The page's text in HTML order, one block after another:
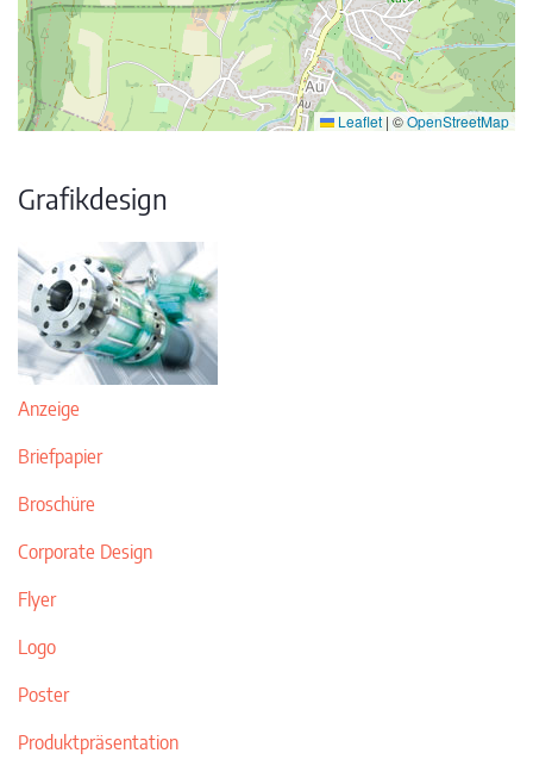
Leaflet | ©OpenStreetMap
Grafikdesign
Anzeige
Briefpapier
Broschüre
Corporate Design
Flyer
Logo
Poster
Produktpräsentation